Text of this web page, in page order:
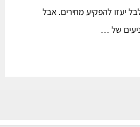
יעזו להפקיע מחירים. אבל
של …